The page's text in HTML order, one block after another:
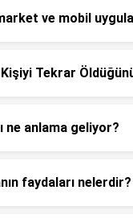
ve mobil
Tekrar
ne anlama geliyor?
faydaları nelerdir?